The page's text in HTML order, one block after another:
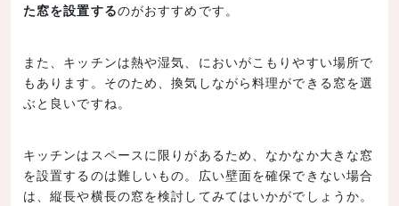
た窓を設置するのがおすすめです。
また、キッチンは熱や湿気、においがこもりやすい場所で
もあります。そのため、換気しながら料理ができる窓を選
ぶと良いですね。
キッチンはスペースに限りがあるため、なかなか大きな窓
を設置するのは難しいもの。広い壁面を確保できない場合
は、縦長や横長の窓を検討してみてはいかがでしょうか。